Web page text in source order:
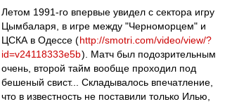
Летом 1991-го впервые увидел с сектора игру
Цымбаларя, в игре между "Черноморцем" и
ЦСКА в Одессе (http://smotri.com/video/view/?
id=v24118333e5b). Матч был подозрительным
очень, второй тайм вообще проходил под
бешеный свист... Складывалось впечатление,
что в известность не поставили только Илью,